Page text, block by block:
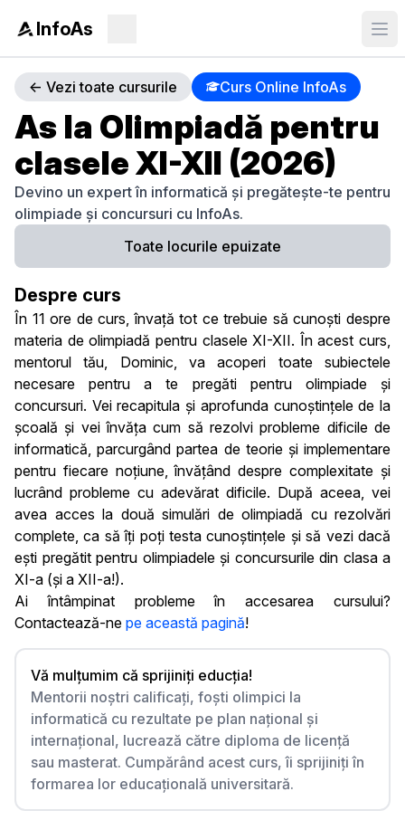
InfoAs
<- Vezi toate cursurile Curs Online InfoAs
As la Olimpiadă pentru
clasele XI-XII (2026)
Devino un expert în informatică și pregătește-te pentru
olimpiade și concursuri cu InfoAs.
Toate locurile epuizate
Despre curs
În 11 ore de curs, învață tot ce trebuie să cunoști despre
materia de olimpiadă pentru clasele XI-XII. În acest curs,
mentorul tău, Dominic, va acoperi toate subiectele
necesare pentru a te pregăti pentru olimpiade și
concursuri. Vei recapitula și aprofunda cunoștințele de la
școală și vei învăța cum să rezolvi probleme dificile de
informatică, parcurgând partea de teorie și implementare
pentru fiecare noțiune, învățând despre complexitate și
lucrând probleme cu adevărat dificile. După aceea, vei
avea acces la două simulări de olimpiadă cu rezolvări
complete, ca să îți poți testa cunoștințele și să vezi dacă
ești pregătit pentru olimpiadele și concursurile din clasa a
XI-a (și a XII-a!).
Ai întâmpinat probleme în accesarea cursului?
Contactează-ne pe această pagină!
Vă mulțumim că sprijiniți educția!
Mentorii noștri calificați, foști olimpici la
informatică cu rezultate pe plan național și
internațional, lucrează către diploma de licență
sau masterat. Cumpărând acest curs, îi sprijiniți în
formarea lor educațională universitară.